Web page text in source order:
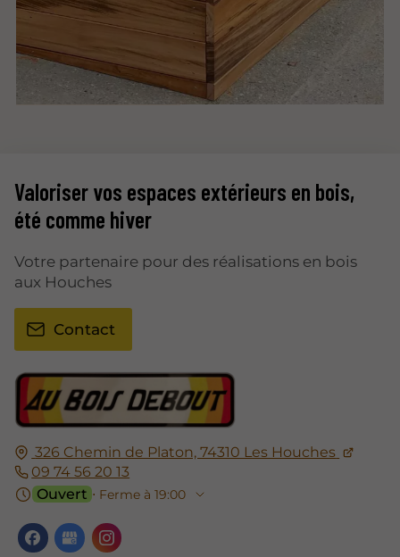
326 Chemin de Platon, 74310 Les Houches
09 74 56 20 13
Ouvert ⋅ Ferme à 19:00
Valoriser vos espaces extérieurs en bois,
été comme hiver
Votre partenaire pour des réalisations en bois
aux Houches
Contact